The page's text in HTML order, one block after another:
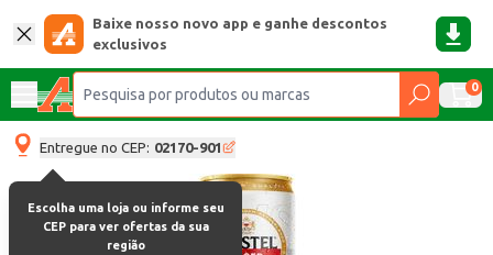
Baixe nosso novo app e ganhe descontos
exclusivos
0
Entregue no CEP: 02170-901
Escolha uma loja ou informe seu
CEP para ver ofertas da sua
região